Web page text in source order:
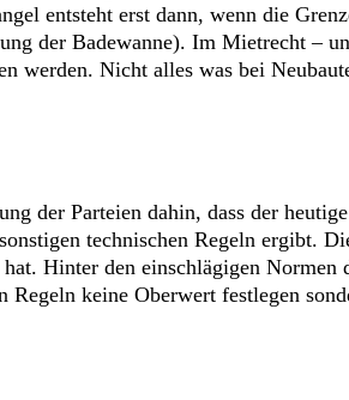
entsteht erst dann, wenn die
der Badewanne). Im Mietrecht –
werden. Nicht alles was bei
der Parteien dahin, dass der
technischen Regeln ergibt.
Hinter den einschlägigen
Regeln keine Oberwert festlegen